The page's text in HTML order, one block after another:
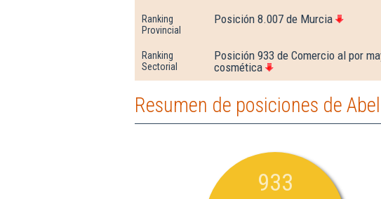
Ranking
Provincial
Posición 8.007 de Murcia
Ranking
Sectorial
Posición 933 de Comercio al por
cosmética
Resumen de posiciones de
933